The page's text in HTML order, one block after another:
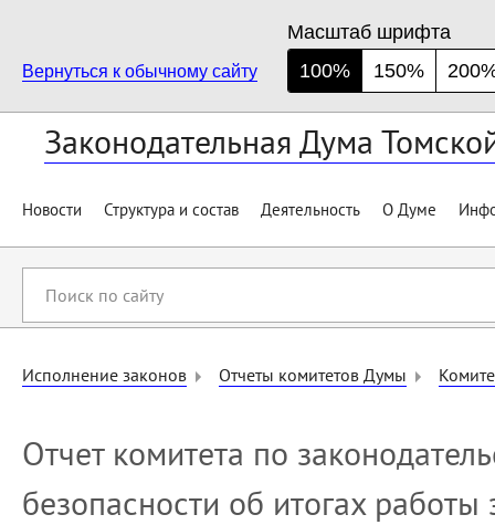
Вернуться к обычному сайту
Масштаб шрифта
100%
150%
Законодательная Дума
Новости Структура и состав Деятельность О Думе
сайту
Исполнение законов
Отчеты комитетов Думы
Отчет комитета по
безопасности об итогах работы